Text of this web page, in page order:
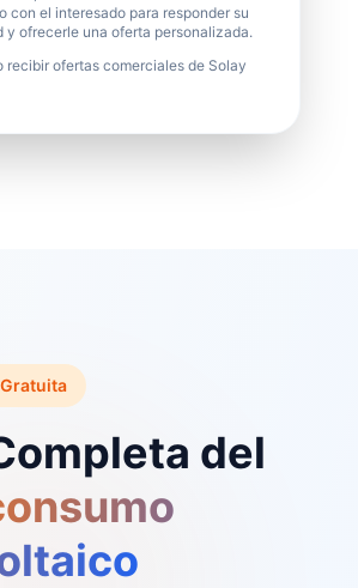
con el interesado para responder su
y ofrecerle una oferta personalizada.
recibir ofertas comerciales de Solay
del